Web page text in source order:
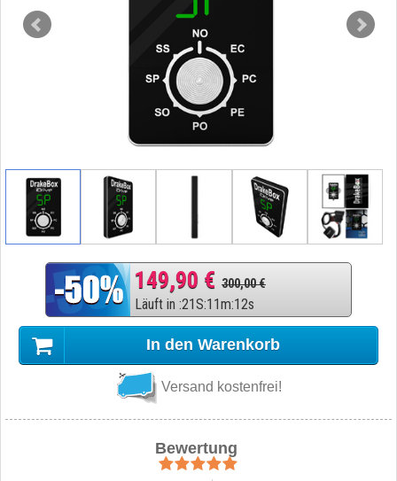
149,90 € 300,00 €
Läuft in :21S:11m:11s
In den Warenkorb
Versand kostenfrei!
Bewertung